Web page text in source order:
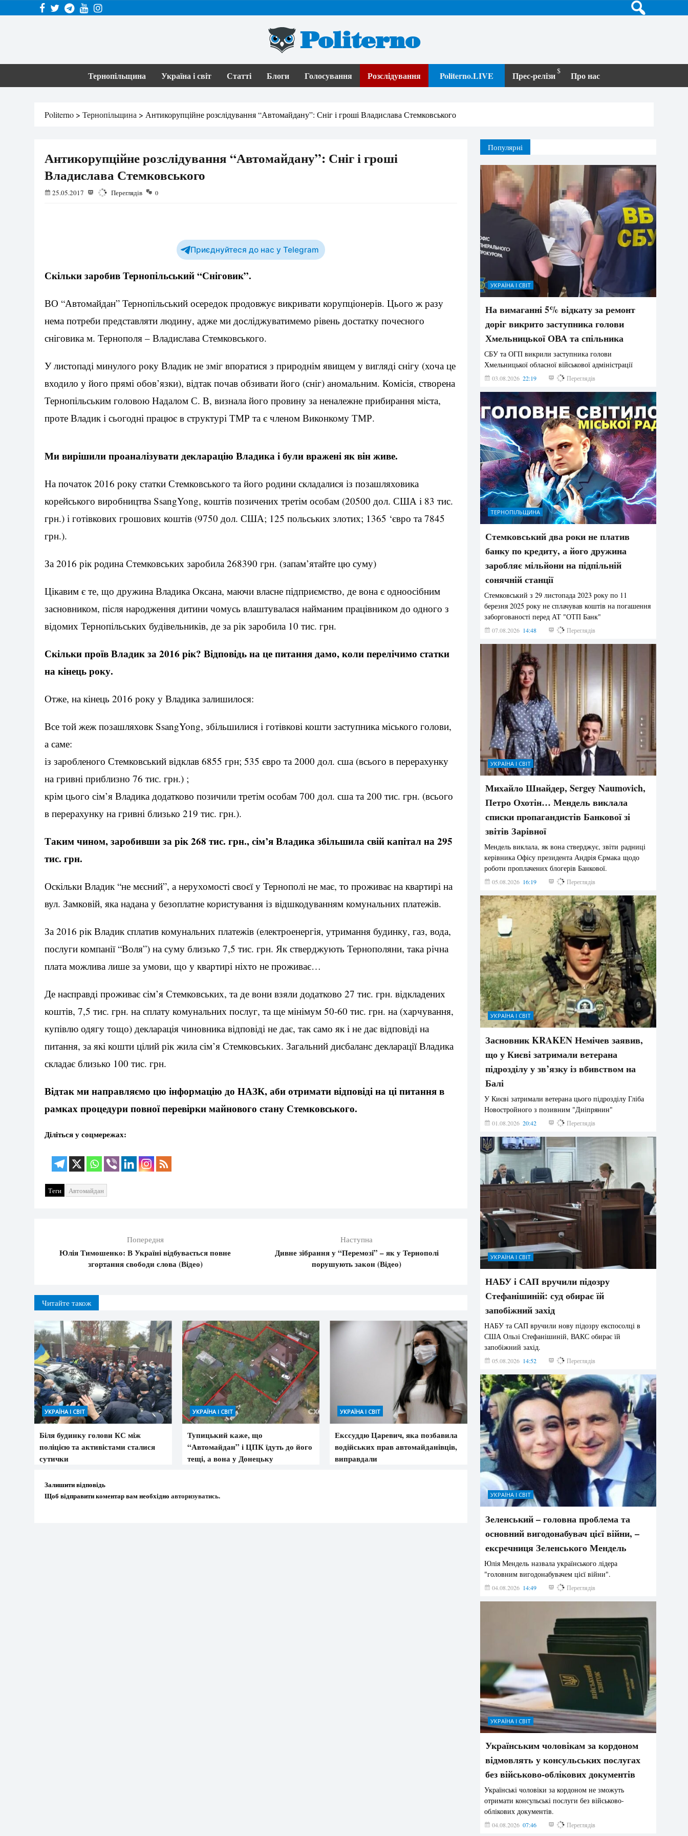
Politerno
Тернопільщина Україна і світ Статті Блоги Голосування Розслідування Politerno.LIVE Прес-релізи Про нас
Politerno > Тернопільщина > Антикорупційне розслідування “Автомайдану”: Сніг і гроші Владислава Стемковського
Антикорупційне розслідування “Автомайдану”: Сніг і гроші
Владислава Стемковського
25.05.2017 2069 Переглядів 0
Приєднуйтеся до нас у Telegram
Скільки заробив Тернопільський “Сніговик”.
ВО “Автомайдан” Тернопільський осередок продовжує викривати корупціонерів. Цього ж разу
нема потреби представляти людину, адже ми досліджуватимемо рівень достатку почесного
сніговика м. Тернополя – Владислава Стемковського.
У листопаді минулого року Владик не зміг впоратися з природнім явищем у вигляді снігу (хоча це
входило у його прямі обов’язки), відтак почав обзивати його (сніг) аномальним. Комісія, створена
Тернопільським головою Надалом С. В, визнала його провину за неналежне прибирання міста,
проте Владик і сьогодні працює в структурі ТМР та є членом Виконкому ТМР.
Ми вирішили проаналізувати декларацію Владика і були вражені як він живе.
На початок 2016 року статки Стемковського та його родини складалися із позашляховика
корейського виробництва SsangYong, коштів позичених третім особам (20500 дол. США і 83 тис.
грн.) і готівкових грошових коштів (9750 дол. США; 125 польських злотих; 1365 ‘євро та 7845
грн.).
За 2016 рік родина Стемковських заробила 268390 грн. (запам’ятайте цю суму)
Цікавим є те, що дружина Владика Оксана, маючи власне підприємство, де вона є одноосібним
засновником, після народження дитини чомусь влаштувалася найманим працівником до одного з
відомих Тернопільських будівельників, де за рік заробила 10 тис. грн.
Скільки проїв Владик за 2016 рік? Відповідь на це питання дамо, коли перелічимо статки
на кінець року.
Отже, на кінець 2016 року у Владика залишилося:
Все той жеж позашляховк SsangYong, збільшилися і готівкові кошти заступника міського голови,
а саме:
із заробленого Стемковський відклав 6855 грн; 535 євро та 2000 дол. сша (всього в перерахунку
на гривні приблизно 76 тис. грн.) ;
крім цього сім’я Владика додатково позичили третім особам 700 дол. сша та 200 тис. грн. (всього
в перерахунку на гривні близько 219 тис. грн.).
Таким чином, заробивши за рік 268 тис. грн., сім’я Владика збільшила свій капітал на 295
тис. грн.
Оскільки Владик “не мєсний”, а нерухомості своєї у Тернополі не має, то проживає на квартирі на
вул. Замковій, яка надана у безоплатне користування із відшкодуванням комунальних платежів.
За 2016 рік Владик сплатив комунальних платежів (електроенергія, утримання будинку, газ, вода,
послуги компанії “Воля”) на суму близько 7,5 тис. грн. Як стверджують Тернополяни, така річна
плата можлива лише за умови, що у квартирі ніхто не проживає…
Де насправді проживає сім’я Стемковських, та де вони взяли додатково 27 тис. грн. відкладених
коштів, 7,5 тис. грн. на сплату комунальних послуг, та ще мінімум 50-60 тис. грн. на (харчування,
купівлю одягу тощо) декларація чиновника відповіді не дає, так само як і не дає відповіді на
питання, за які кошти цілий рік жила сім’я Стемковських. Загальний дисбаланс декларації Владика
складає близько 100 тис. грн.
Відтак ми направляємо цю інформацію до НАЗК, аби отримати відповіді на ці питання в
рамках процедури повної перевірки майнового стану Стемковського.
Діліться у соцмережах:
Теги Автомайдан
Попередня
Юлія Тимошенко: В Україні відбувається повне
згортання свободи слова (Відео)
Наступна
Дивне зібрання у “Перемозі” – як у Тернополі
порушують закон (Відео)
Читайте також
УКРАЇНА І СВІТ
Біля будинку голови КС між
поліцією та активістами сталися
сутички
УКРАЇНА І СВІТ
Тупицький каже, що
“Автомайдан” і ЦПК їдуть до його
тещі, а вона у Донецьку
УКРАЇНА І СВІТ
Екссуддю Царевич, яка позбавила
водійських прав автомайданівців,
виправдали
Залишити відповідь
Щоб відправити коментар вам необхідно авторизуватись.
Популярні
УКРАЇНА І СВІТ
На вимаганні 5% відкату за ремонт
доріг викрито заступника голови
Хмельницької ОВА та спільника
СБУ та ОГП викрили заступника голови
Хмельницької обласної військової адміністрації
03.08.2026 22:19 873 Переглядів
ТЕРНОПІЛЬЩИНА
Стемковський два роки не платив
банку по кредиту, а його дружина
заробляє мільйони на підпільній
сонячній станції
Стемковський з 29 листопада 2023 року по 11
березня 2025 року не сплачував коштів на погашення
заборгованості перед АТ "ОТП Банк"
07.08.2026 14:48 350 Переглядів
УКРАЇНА І СВІТ
Михайло Шнайдер, Sergey Naumovich,
Петро Охотін… Мендель виклала
списки пропагандистів Банкової зі
звітів Зарівної
Мендель виклала, як вона стверджує, звіти радниці
керівника Офісу президента Андрія Єрмака щодо
роботи проплачених блогерів Банкової.
05.08.2026 16:19 231 Переглядів
УКРАЇНА І СВІТ
Засновник KRAKEN Немічев заявив,
що у Києві затримали ветерана
підрозділу у зв’язку із вбивством на
Балі
У Києві затримали ветерана цього підрозділу Гліба
Новостройного з позивним "Дніпрянин"
01.08.2026 20:42 196 Переглядів
УКРАЇНА І СВІТ
НАБУ і САП вручили підозру
Стефанішиній: суд обирає їй
запобіжний захід
НАБУ та САП вручили нову підозру експосолці в
США Ользі Стефанішиній, ВАКС обирає їй
запобіжний захід.
05.08.2026 14:52 159 Переглядів
УКРАЇНА І СВІТ
Зеленський – головна проблема та
основний вигодонабувач цієї війни, –
ексречниця Зеленського Мендель
Юлія Мендель назвала українського лідера
"головним вигодонабувачем цієї війни".
04.08.2026 14:49 157 Переглядів
УКРАЇНА І СВІТ
Українським чоловікам за кордоном
відмовлять у консульських послугах
без військово-облікових документів
Українські чоловіки за кордоном не зможуть
отримати консульські послуги без військово-
облікових документів.
04.08.2026 07:46 147 Переглядів